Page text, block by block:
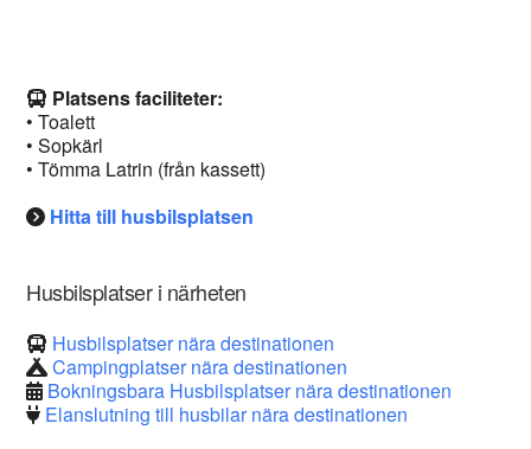
Platsens faciliteter:
• Toalett
• Sopkärl
• Tömma Latrin (från kassett)
Hitta till husbilsplatsen
Husbilsplatser i närheten
Husbilsplatser nära destinationen
Campingplatser nära destinationen
Bokningsbara Husbilsplatser nära destinationen
Elanslutning till husbilar nära destinationen